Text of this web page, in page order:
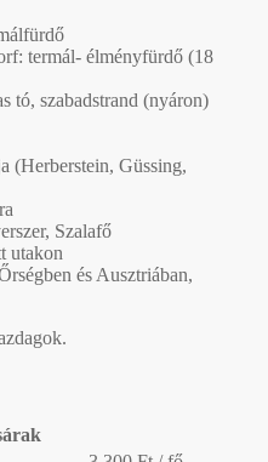
termál- élményfürdő (18
tó, szabadstrand (nyáron)
(Herberstein, Güssing,
Szalafő
utakon
és Ausztriában,